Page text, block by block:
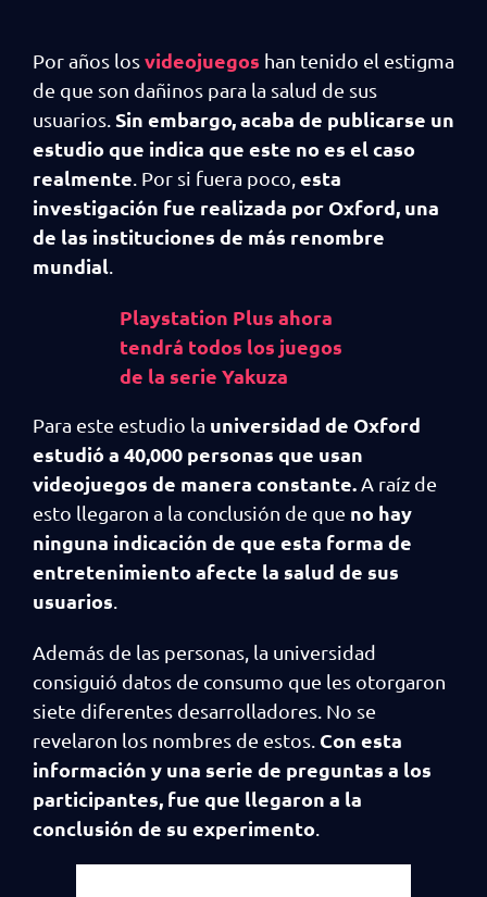
Por años losvideojuegos han tenido el estigma
de que son dañinos para la salud de sus
usuarios. Sin embargo, acaba de publicarse un
estudio que indica que este no es el caso
realmente . Por si fuera poco, esta
investigación fue realizada por Oxford, una
de las instituciones de más renombre
mundial
Playstation Plus ahora
tendrá todos los juegos
de la serie Yakuza
Para este estudio la universidad de Oxford
estudió a 40,000 personas que usan
videojuegos de manera constante. A raíz de
esto llegaron a la conclusión de que no hay
ninguna indicación de que esta forma de
entretenimiento afecte la salud de sus
usuarios
Además de las personas, la universidad
consiguió datos de consumo que les otorgaron
siete diferentes desarrolladores. No se
revelaron los nombres de estos. Con esta
información y una serie de preguntas a los
participantes, fue que llegaron a la
conclusión de su experimento